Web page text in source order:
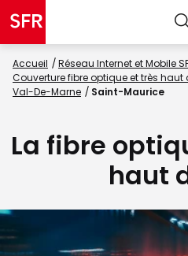
Accueil
Réseau Internet et Mobile
Couverture fibre optique et très haut
Val-De-Marne
Saint-Maurice
La fibre
haut